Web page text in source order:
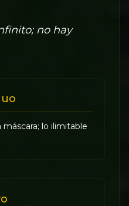
no hay
lo ilimitable